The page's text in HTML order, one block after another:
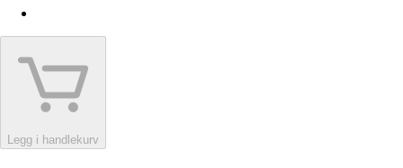
Legg i handlekurv